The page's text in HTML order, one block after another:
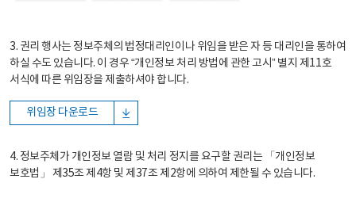
3. 권리 행사는 정보주체의 법정대리인이나 위임을 받은 자 등 대리인을 통하여
하실 수도 있습니다. 이 경우 “개인정보 처리 방법에 관한 고시” 별지 제11호
서식에 따른 위임장을 제출하셔야 합니다.
위임장 다운로드
4. 정보주체가 개인정보 열람 및 처리 정지를 요구할 권리는 「개인정보
보호법」 제35조 제4항 및 제37조 제2항에 의하여 제한될 수 있습니다.